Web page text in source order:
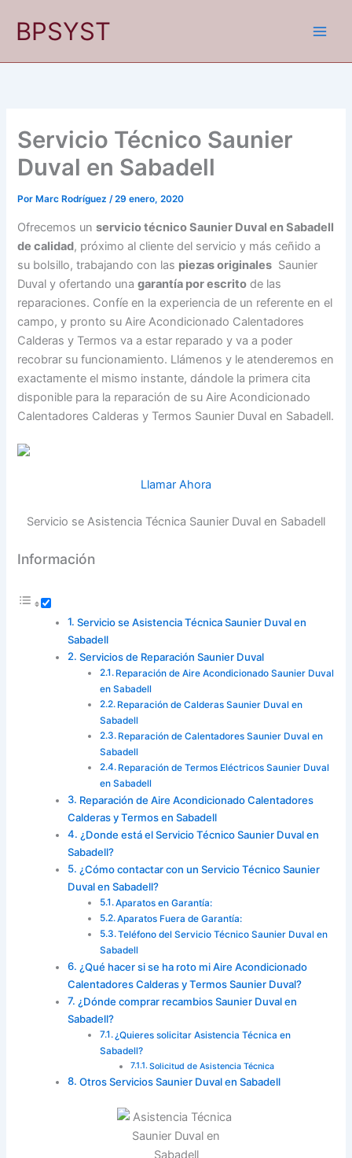
BPSYST
Servicio Técnico Saunier
Duval en Sabadell
Por Marc Rodríguez/29 enero, 2020
Ofrecemos unservicio técnico Saunier Duval en Sabadell
de calidad, próximo al cliente del servicio y más ceñido a
su bolsillo, trabajando con las piezas originales Saunier
Duval y ofertando unagarantía por escrito de las
reparaciones. Confíe en la experiencia de un referente en el
campo, y pronto su Aire Acondicionado Calentadores
Calderas y Termos va a estar reparado y va a poder
recobrar su funcionamiento. Llámenos y le atenderemos en
exactamente el mismo instante, dándole la primera cita
disponible para la reparación de su Aire Acondicionado
Calentadores Calderas y Termos Saunier Duval en Sabadell.
Llamar Ahora
Servicio se Asistencia Técnica Saunier Duval en Sabadell
Información
Servicio se Asistencia Técnica Saunier Duval en
Sabadell
Servicios de Reparación Saunier Duval
Reparación de Aire Acondicionado Saunier Duval
en Sabadell
Reparación de Calderas Saunier Duval en
Sabadell
Reparación de Calentadores Saunier Duval en
Sabadell
Reparación de Termos Eléctricos Saunier Duval
en Sabadell
Reparación de Aire Acondicionado Calentadores
Calderas y Termos en Sabadell
¿Donde está el Servicio Técnico Saunier Duval en
Sabadell?
¿Cómo contactar con un Servicio Técnico Saunier
Duval en Sabadell?
Aparatos en Garantía:
Aparatos Fuera de Garantía:
Teléfono del Servicio Técnico Saunier Duval en
Sabadell
¿Qué hacer si se ha roto mi Aire Acondicionado
Calentadores Calderas y Termos Saunier Duval?
¿Dónde comprar recambios Saunier Duval en
Sabadell?
¿Quieres solicitar Asistencia Técnica en
Sabadell?
Solicitud de Asistencia Técnica
Otros Servicios Saunier Duval en Sabadell